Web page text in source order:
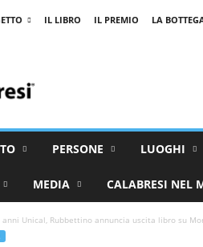
IL LIBRO IL PREMIO LA
PERSONE LUOGHI
MEDIA CALABRESI NEL
anni Unical, Rubbettino annuncia uscita libro su